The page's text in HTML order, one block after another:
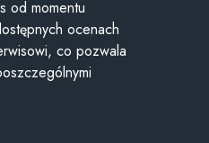
od momentu
ocenach
co pozwala